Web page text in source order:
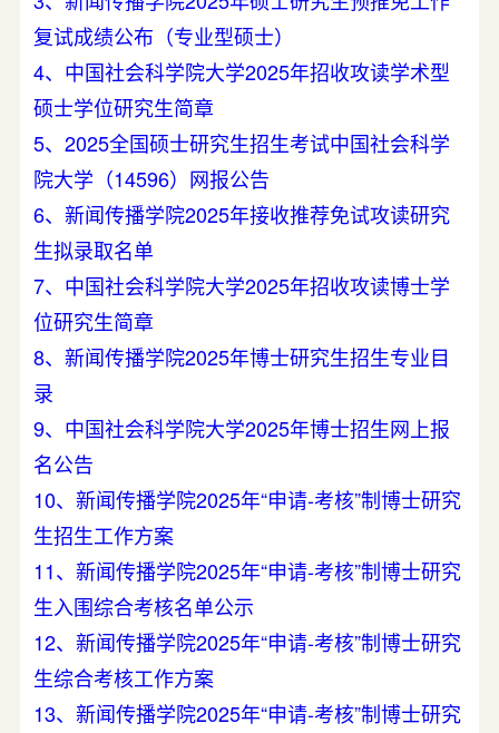
复试成绩公布（专业型硕士）
4、中国社会科学院大学2025年招收攻读学术型
硕士学位研究生简章
5、2025全国硕士研究生招生考试中国社会科学
院大学（14596）网报公告
6、新闻传播学院2025年接收推荐免试攻读研究
生拟录取名单
7、中国社会科学院大学2025年招收攻读博士学
位研究生简章
8、新闻传播学院2025年博士研究生招生专业目
录
9、中国社会科学院大学2025年博士招生网上报
名公告
10、新闻传播学院2025年“申请-考核”制博士研究
生招生工作方案
11、新闻传播学院2025年“申请-考核”制博士研究
生入围综合考核名单公示
12、新闻传播学院2025年“申请-考核”制博士研究
生综合考核工作方案
13、新闻传播学院2025年“申请-考核”制博士研究